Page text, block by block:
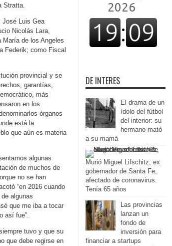
Stratta.
José Luis Gea
Nicolás Lara,
María de los Angeles
Federik; como Fiscal
provincial y se
garantías,
más
en los
órganos
está la
que aún es materia
algunas
de muchos de
no se han
“en 2016 cuando
algunas
que me iba a tocar
así fue”.
tuvo y que su
que debe regirse en
DE INTERES
El drama de un
ídolo del fútbol
del interior: su
hermano mató
a su mamá
Murió Miguel Lifschitz, ex
gobernador de Santa Fe,
afectado de coronavirus.
Tenía 65 años
Las provincias
lanzan un
fondo de
inversión para
financiar a startups